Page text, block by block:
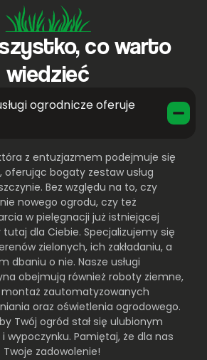
co warto
wiedzieć
ogrodnicze oferuje
z entuzjazmem podejmuje się
oferując bogaty zestaw usług
Bez względu na to, czy
nowego ogrodu, czy też
w pielęgnacji już istniejącej
dla Ciebie. Specjalizujemy się
zielonych, ich zakładaniu, a
dbaniu o nie. Nasze usługi
obejmują również roboty ziemne,
zautomatyzowanych
oraz oświetlenia ogrodowego.
Twój ogród stał się ulubionym
wypoczynku. Pamiętaj, że dla nas
zadowolenie!